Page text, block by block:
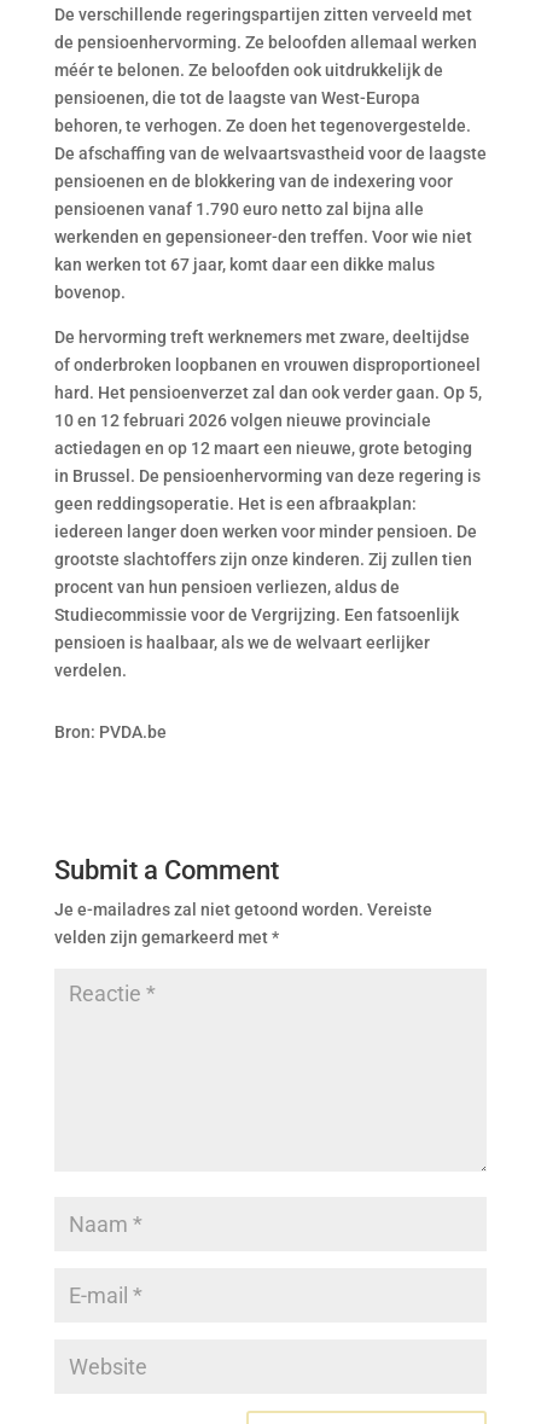
De verschillende regeringspartijen zitten verveeld met
de pensioenhervorming. Ze beloofden allemaal werken
méér te belonen. Ze beloofden ook uitdrukkelijk de
pensioenen, die tot de laagste van West-Europa
behoren, te verhogen. Ze doen het tegenovergestelde.
De afschaffing van de welvaartsvastheid voor de laagste
pensioenen en de blokkering van de indexering voor
pensioenen vanaf 1.790 euro netto zal bijna alle
werkenden en gepensioneer-den treffen. Voor wie niet
kan werken tot 67 jaar, komt daar een dikke malus
bovenop.
De hervorming treft werknemers met zware, deeltijdse
of onderbroken loopbanen en vrouwen disproportioneel
hard. Het pensioenverzet zal dan ook verder gaan. Op 5,
10 en 12 februari 2026 volgen nieuwe provinciale
actiedagen en op 12 maart een nieuwe, grote betoging
in Brussel. De pensioenhervorming van deze regering is
geen reddingsoperatie. Het is een afbraakplan:
iedereen langer doen werken voor minder pensioen. De
grootste slachtoffers zijn onze kinderen. Zij zullen tien
procent van hun pensioen verliezen, aldus de
Studiecommissie voor de Vergrijzing. Een fatsoenlijk
pensioen is haalbaar, als we de welvaart eerlijker
verdelen.
Bron: PVDA.be
Submit a Comment
Je e-mailadres zal niet getoond worden. Vereiste
velden zijn gemarkeerd met*